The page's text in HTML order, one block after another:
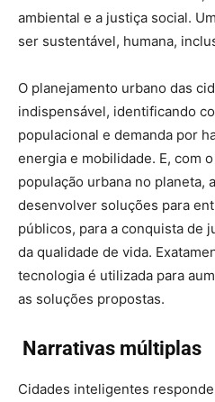
ambiental e a justiça social.
ser sustentável, humana,
O planejamento urbano das
indispensável, identificando
populacional e demanda por
energia e mobilidade. E, com
população urbana no planeta,
desenvolver soluções para
públicos, para a conquista de
da qualidade de vida.
tecnologia é utilizada para
as soluções propostas.
Narrativas múltiplas
Cidades inteligentes